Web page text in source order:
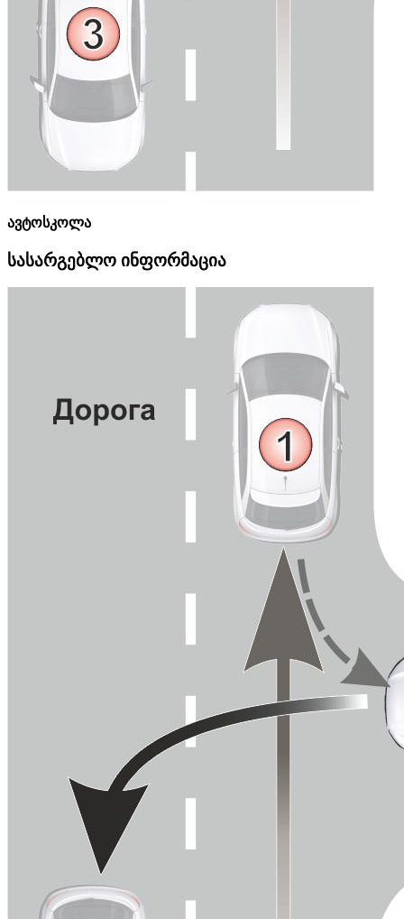
ავტოსკოლა
სასარგებლო ინფორმაცია